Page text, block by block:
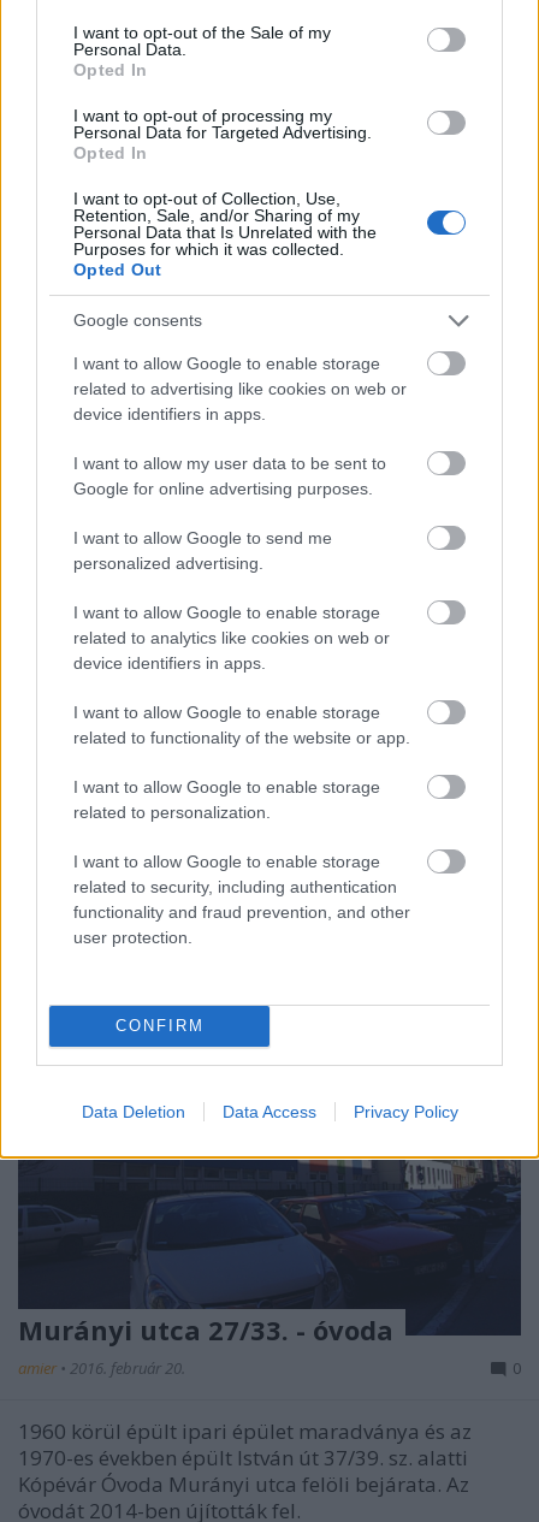
consent section.
I want to opt-out of the Sale of my
Personal Data.
Opted In
I want to opt-out of processing my
Personal Data for Targeted Advertising.
Opted In
I want to opt-out of Collection, Use,
Retention, Sale, and/or Sharing of my
Personal Data that Is Unrelated with the
Purposes for which it was collected.
Opted Out
Google consents
I want to allow Google to enable storage
related to advertising like cookies on web or
device identifiers in apps.
I want to allow my user data to be sent to
Google for online advertising purposes.
I want to allow Google to send me
personalized advertising.
I want to allow Google to enable storage
related to analytics like cookies on web or
device identifiers in apps.
I want to allow Google to enable storage
related to functionality of the website or app.
I want to allow Google to enable storage
related to personalization.
I want to allow Google to enable storage
related to security, including authentication
functionality and fraud prevention, and other
user protection.
CONFIRM
Data Deletion Data Access Privacy Policy
2016. február 22.
Cornélia megrendelésére Schubert és Hikisch
tervezte/építette földszintes lakóház a Nefelejcs utca
(Nefelejcs u. 60.) sarkán. 2001 óta a Nefelejcs Óvoda
épülete. Az óvoda fenntartója Erzsébetváros
Önkormányzata.
István út 37/39. - óvoda
Az István út és a Murányi utca sarkán (Murányi u.
27/33.) álló, 1970 körül épült Kópévár Óvoda István
utcai oldala és kertje. 2014-ben újították fel. Helyén
– a 39. számú telken – hosszú időn át a Marx mozi
működött. Már az 1910-es címjegyzékben is benne
volt, István út 39 alatt, mint Chicago…
Murányi utca 27/33. - óvoda
amier • 2016. február 20. 0
1960 körül épült ipari épület maradványa és az
1970-es években épült István út 37/39. sz. alatti
Kópévár Óvoda Murányi utca felöli bejárata. Az
óvodát 2014-ben újították fel.